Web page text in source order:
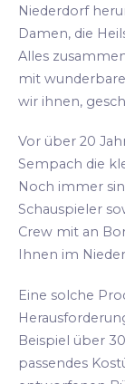
Niederdorf
Damen, die
Alles
mit
wir ihnen,
Vor über 20
Sempach die
Noch immer
Schauspieler
Crew mit an
Ihnen im
Eine solche
Beispiel über
passendes